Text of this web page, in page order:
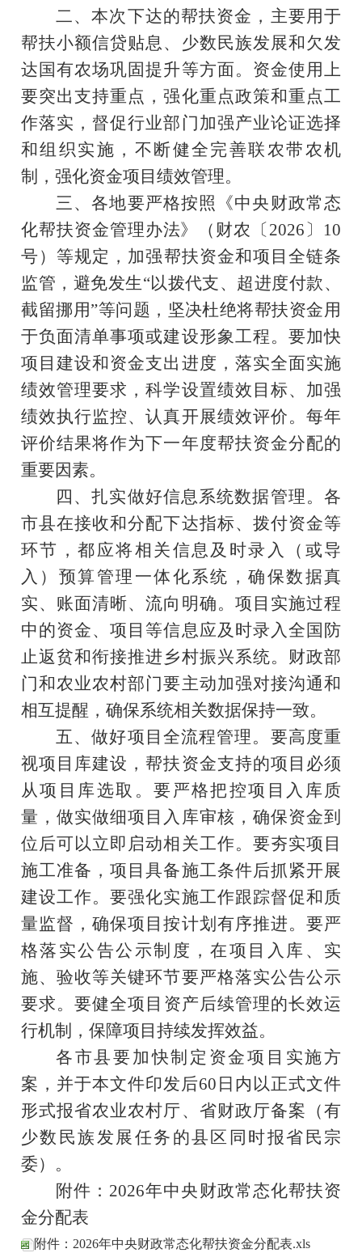
二、本次下达的帮扶资金，主要用于
帮扶小额信贷贴息、少数民族发展和欠发
达国有农场巩固提升等方面。 资金使用上
要突出支持重点，强化重点政策和重点工
作落实，督促行业部门加强产业论证选择
和组织实施，不断健全完善联农带农机
制，强化资金项目绩效管理。
三、各地要严格按照《中央财政常态
化帮扶资金管理办法》（财农〔 2026 〕 10
号）等规定， 加强帮扶资金和项目 全链条
监管，避免发生“以拨代支、超进度付款、
截留挪用”等问题，坚决杜绝将帮扶资金用
于负面清单事项或建设形象工程。要加快
项目建设和资金支出进度，落实全面实施
绩效管理要求，科学设置绩效目标、加强
绩效执行监控、认真开展绩效评价。每年
评价结果将作为下一年度帮扶资金分配的
重要因素。
四、扎实做好信息系统数据管理。各
市县在接收和分配下达指标、拨付资金等
环节，都应将相关信息及时录入
（ 或导
入） 预算管理一体化系统，确保数据真
实、账面清晰、流向明确。项目实施过程
中的资金、项目等信息应及时录入 全国防
止返贫和衔接推进乡村振兴系统。财政部
门和农业农村部门要主动加强对接沟通和
相互提醒，确保系统相关数据保持一致。
五、做好项目全流程管理。要高度重
视项目库建设，帮扶资金支持的项目必须
从项目库选取。要严格把控项目入库质
量，做实做细项目入库审核，确保资金到
位后可以立即启动相关工作。要夯实项目
施工准备，项目具备施工条件后抓紧开展
建设工作。要强化实施工作跟踪督促和质
量监督，确保项目按计划有序推进。要严
格落实公告公示制度，在项目入库、实
施、验收等关键环节要严格落实公告公示
要求。要健全项目资产后续管理的长效运
行机制，保障项目持续发挥效益。
各市县要加快制定资金项目 实施方
案，并于本文件印发后60 日内以正式文件
形式报省农业农村厅、省财政厅备案（有
少数民族发展任务的县区同时报省民宗
委）。
附件： 2026年中央财政常态化帮扶资
金分配表
附件：2026年中央财政常态化帮扶资金分配表.xls